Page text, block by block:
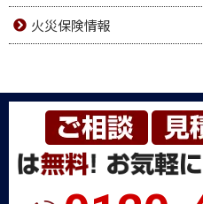
火災保険情報